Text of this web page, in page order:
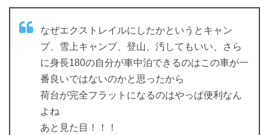
なぜエクストレイルにしたかというとキャン
プ、雪上キャンプ、登山、汚してもいい、さら
に身長180の自分が車中泊できるのはこの車が一
番良いではないのかと思ったから
荷台が完全フラットになるのはやっぱ便利なん
よね
あと見た目！！！